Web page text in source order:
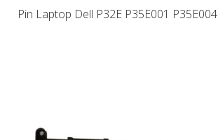
Pin Laptop Dell P32E P35E001 P35E004